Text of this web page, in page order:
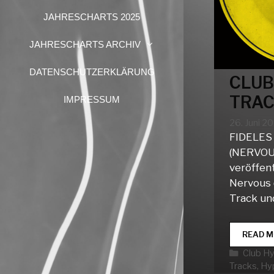
JAHRESCHARTS 2025
JAHRESCHARTS ARCHIV
DATENSCHUTZERKLÄRUNG
IMPRESSUM
Nervous
Track
READ
Club
Tracks,